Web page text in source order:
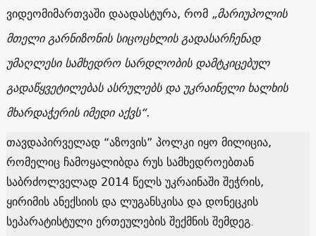
ვიდეომიმართვაში დაადასტურა, რომ „მარიუპოლის
მთელი გარნიზონის სიცოცხლის გადასარჩენად
უმაღლესი სამხედრო სარდლობის დამტკიცებულ
გადაწყვეტილებას ასრულებს და უკრაინელი ხალხის
მხარდაჭერის იმედი აქვს“.
თავდაპირველად “აზოვის” პოლკი იყო მილიცია,
რომელიც ჩამოყალიბდა რუს სამხედროებთან
საბრძოლველად 2014 წელს უკრაინაში შეჭრის,
ყირიმის ანექსიის და ლუგანსკისა და დონეცკის
სეპარატისტული ერთეულების შექმნის შემდეგ.